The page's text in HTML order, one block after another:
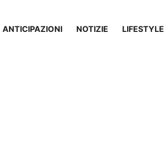
ANTICIPAZIONI NOTIZIE LIFESTYLE